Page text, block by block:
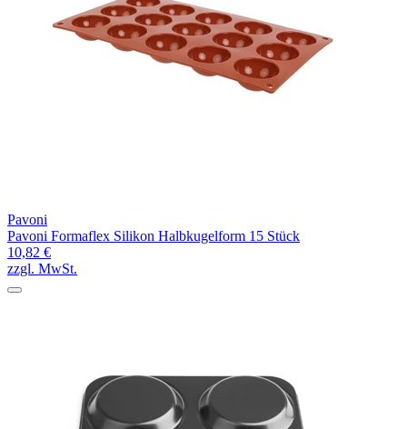
Pavoni
Pavoni Formaflex Silikon Halbkugelform 15 Stück
10,82 €
zzgl. MwSt.